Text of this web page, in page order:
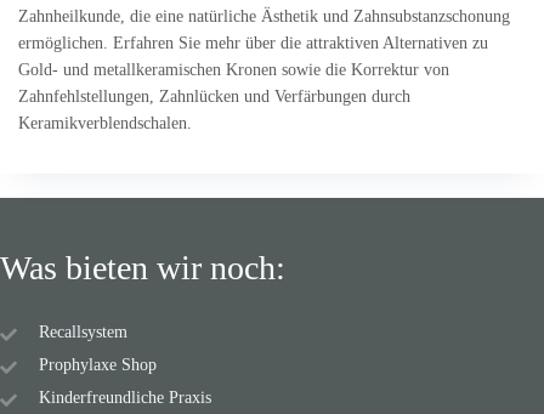
Zahnheilkunde, die eine natürliche Ästhetik und Zahnsubstanzschonung
ermöglichen. Erfahren Sie mehr über die attraktiven Alternativen zu
Gold- und metallkeramischen Kronen sowie die Korrektur von
Zahnfehlstellungen, Zahnlücken und Verfärbungen durch
Keramikverblendschalen.
Was bieten wir noch:
Recallsystem
Prophylaxe Shop
Kinderfreundliche Praxis